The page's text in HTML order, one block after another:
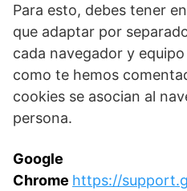
Para esto, debes tener
que adaptar por
cada navegador y
como te hemos
cookies se asocian al
persona.
Google
Chrome https://